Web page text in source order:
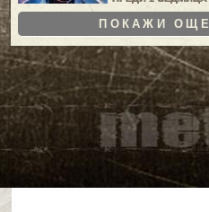
ПОКАЖИ ОЩЕ